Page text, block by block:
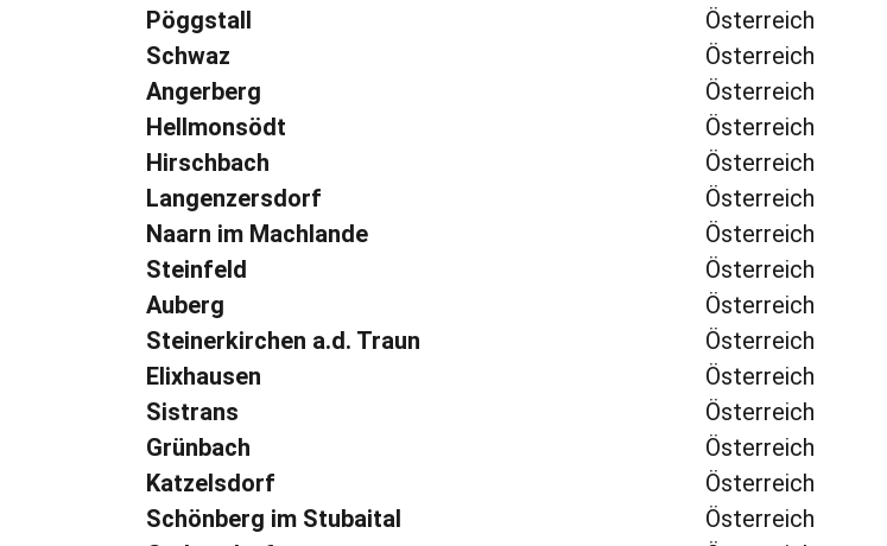
Pöggstall
Österreich
Schwaz
Österreich
Angerberg
Österreich
Hellmonsödt
Österreich
Hirschbach
Österreich
Langenzersdorf
Österreich
Naarn im Machlande
Österreich
Steinfeld
Österreich
Auberg
Österreich
Steinerkirchen a.d. Traun
Österreich
Elixhausen
Österreich
Sistrans
Österreich
Grünbach
Österreich
Katzelsdorf
Österreich
Schönberg im Stubaital
Österreich